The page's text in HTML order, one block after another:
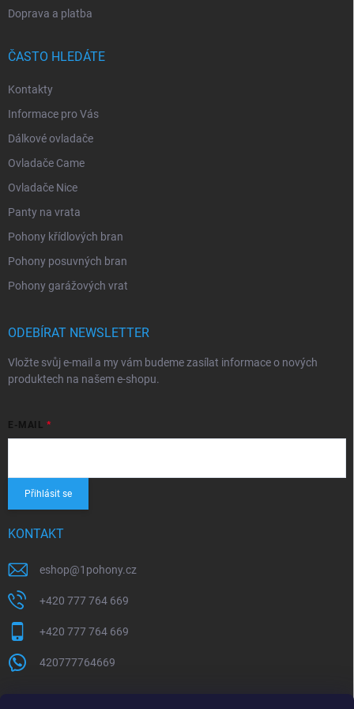
Doprava a platba
ČASTO HLEDÁTE
Kontakty
Informace pro Vás
Dálkové ovladače
Ovladače Came
Ovladače Nice
Panty na vrata
Pohony křídlových bran
Pohony posuvných bran
Pohony garážových vrat
ODEBÍRAT NEWSLETTER
Vložte svůj e-mail a my vám budeme zasílat informace o nových
produktech na našem e-shopu.
E-MAIL
Přihlásit se
KONTAKT
eshop@1pohony.cz
+420 777 764 669
+420 777 764 669
420777764669